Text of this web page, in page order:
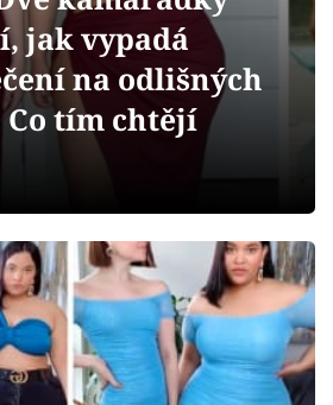
jak vypadá
na odlišných
Co tím chtějí